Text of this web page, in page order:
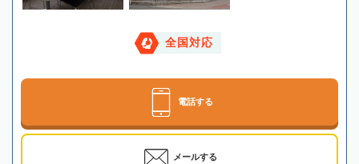
全国対応
電話する
メールする